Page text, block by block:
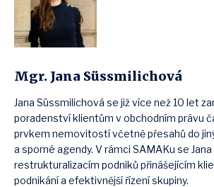
Mgr. Jana Süssmilichová
Jana Süssmilichová se již více než 10 let
poradenství klientům v obchodním právu
prvkem nemovitostí včetně přesahů do
a sporné agendy. V rámci SAMAKu se
restrukturalizacím podniků přinášejícím
podnikání a efektivnější řízení skupiny.